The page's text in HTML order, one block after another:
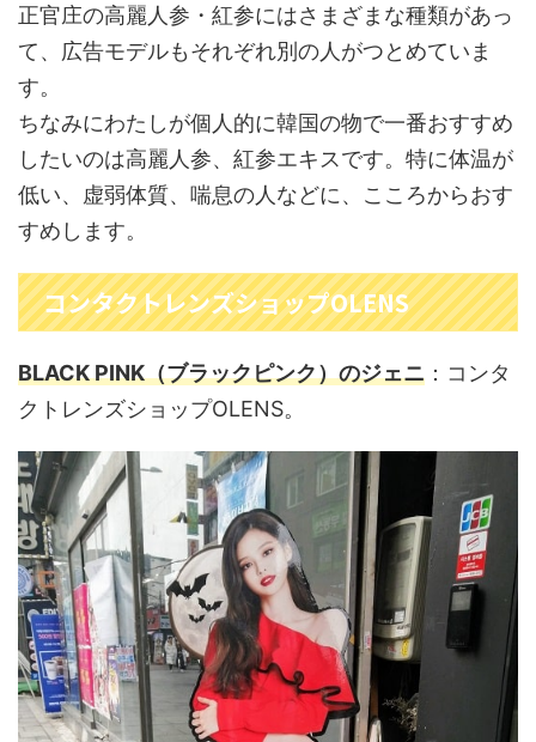
正官庄の高麗人参・紅参にはさまざまな種類があっ
て、広告モデルもそれぞれ別の人がつとめていま
す。
ちなみにわたしが個人的に韓国の物で一番おすすめ
したいのは高麗人参、紅参エキスです。特に体温が
低い、虚弱体質、喘息の人などに、こころからおす
すめします。
コンタクトレンズショップOLENS
BLACK PINK（ブラックピンク）のジェニ ：コンタ
クトレンズショップOLENS。